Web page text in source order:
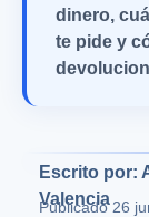
dinero,
te pide y
Escrito por:
Valencia
Publicado 26